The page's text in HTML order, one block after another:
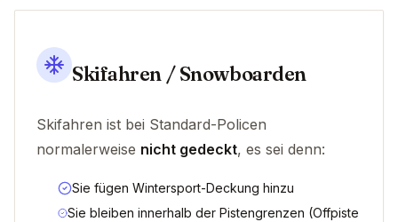
Skifahren / Snowboarden
Skifahren ist bei Standard-Policen
normalerweise nicht gedeckt, es sei denn:
Sie fügen Wintersport-Deckung hinzu
Sie bleiben innerhalb der Pistengrenzen (Offpiste